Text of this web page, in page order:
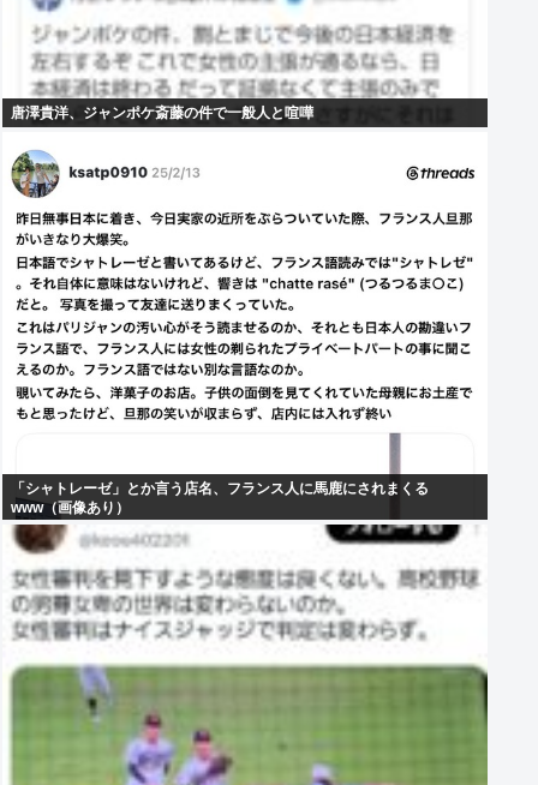
唐澤貴洋、ジャンポケ斎藤の件で一般人と喧嘩
「シャトレーゼ」とか言う店名、フランス人に馬鹿にされまくる
www（画像あり）